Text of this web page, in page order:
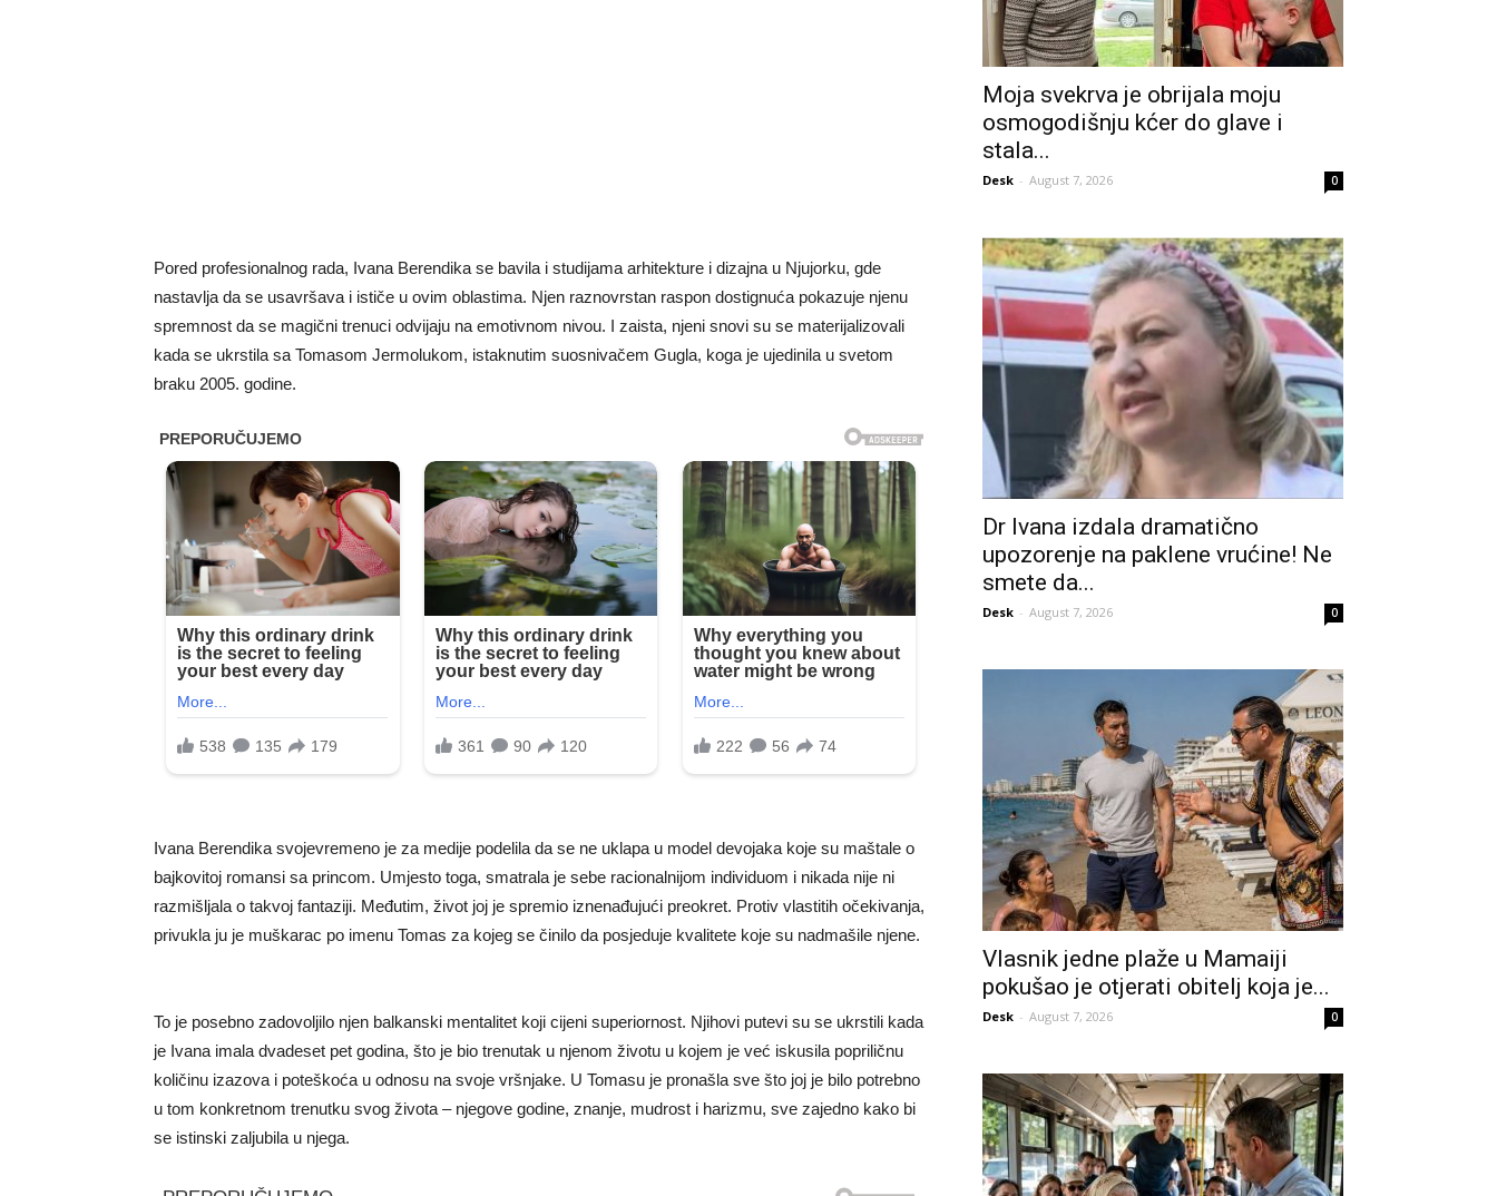
Pored profesionalnog rada, Ivana Berendika se bavila i studijama arhitekture i dizajna u Njujorku, gde
nastavlja da se usavršava i ističe u ovim oblastima. Njen raznovrstan raspon dostignuća pokazuje njenu
spremnost da se magični trenuci odvijaju na emotivnom nivou. I zaista, njeni snovi su se materijalizovali
kada se ukrstila sa Tomasom Jermolukom, istaknutim suosnivačem Gugla, koga je ujedinila u svetom
braku 2005. godine.
Ivana Berendika svojevremeno je za medije podelila da se ne uklapa u model devojaka koje su maštale o
bajkovitoj romansi sa princom. Umjesto toga, smatrala je sebe racionalnijom individuom i nikada nije ni
razmišljala o takvoj fantaziji. Međutim, život joj je spremio iznenađujući preokret. Protiv vlastitih očekivanja,
privukla ju je muškarac po imenu Tomas za kojeg se činilo da posjeduje kvalitete koje su nadmašile njene.
To je posebno zadovoljilo njen balkanski mentalitet koji cijeni superiornost. Njihovi putevi su se ukrstili kada
je Ivana imala dvadeset pet godina, što je bio trenutak u njenom životu u kojem je već iskusila popriličnu
količinu izazova i poteškoća u odnosu na svoje vršnjake. U Tomasu je pronašla sve što joj je bilo potrebno
u tom konkretnom trenutku svog života – njegove godine, znanje, mudrost i harizmu, sve zajedno kako bi
se istinski zaljubila u njega.
Moja svekrva je obrijala moju
osmogodišnju kćer do glave i
stala...
Desk - August 7, 2026 0
Dr Ivana izdala dramatično
upozorenje na paklene vrućine! Ne
smete da...
Desk - August 7, 2026 0
Vlasnik jedne plaže u Mamaiji
pokušao je otjerati obitelj koja je...
Desk - August 7, 2026 0